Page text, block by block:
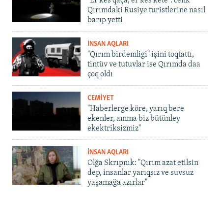
Qırımdaki Rusiye turistlerine nasıl
barıp yetti
İNSAN AQLARI
"Qırım birdemligi" işini toqtattı,
tintüv ve tutuvlar ise Qırımda daa
çoq oldı
CEMİYET
"Haberlerge köre, yarıq bere
ekenler, amma biz bütünley
ekektriksizmiz"
İNSAN AQLARI
Olğa Skrıpnık: "Qırım azat etilsin
dep, insanlar yarıqsız ve suvsuz
yaşamağa azırlar"